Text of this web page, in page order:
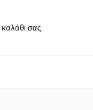
καλάθι σας